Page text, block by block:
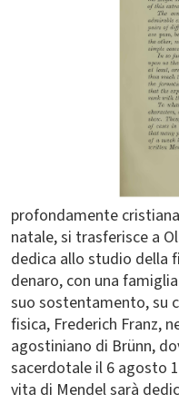
profondamente
natale, si trasferisce a
dedica allo studio della
denaro, con una
suo sostentamento, su
fisica, Frederich Franz,
agostiniano di Brünn,
sacerdotale il 6 agosto
vita di Mendel sarà